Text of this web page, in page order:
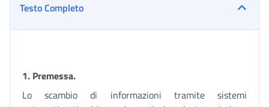
Testo Completo
1. Premessa.
Lo scambio di informazioni tramite sistemi